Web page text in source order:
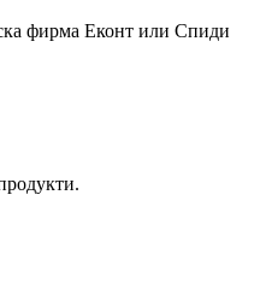
фирма Еконт или Спиди